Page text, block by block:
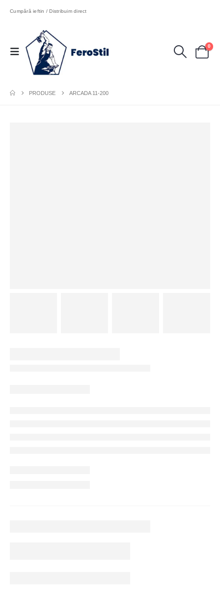
Cumpără ieftin / Distribuim direct
0
PRODUSE ARCADA 11-200